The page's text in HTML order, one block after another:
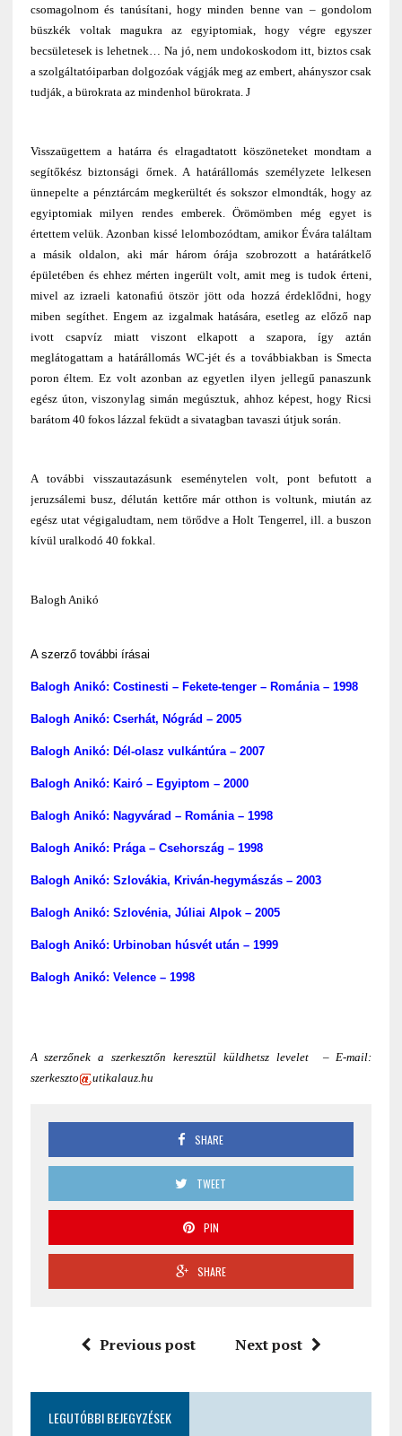
csomagolnom és tanúsítani, hogy minden benne van – gondolom
büszkék voltak magukra az egyiptomiak, hogy végre egyszer
becsületesek is lehetnek… Na jó, nem undokoskodom itt, biztos csak
a szolgáltatóiparban dolgozóak vágják meg az embert, ahányszor csak
tudják, a bürokrata az mindenhol bürokrata. J
Visszaügettem a határra és elragadtatott köszöneteket mondtam a
segítőkész biztonsági őrnek. A határállomás személyzete lelkesen
ünnepelte a pénztárcám megkerültét és sokszor elmondták, hogy az
egyiptomiak milyen rendes emberek. Örömömben még egyet is
értettem velük. Azonban kissé lelombozódtam, amikor Évára találtam
a másik oldalon, aki már három órája szobrozott a határátkelő
épületében és ehhez mérten ingerült volt, amit meg is tudok érteni,
mivel az izraeli katonafiú ötször jött oda hozzá érdeklődni, hogy
miben segíthet. Engem az izgalmak hatására, esetleg az előző nap
ivott csapvíz miatt viszont elkapott a szapora, így aztán
meglátogattam a határállomás WC-jét és a továbbiakban is Smecta
poron éltem. Ez volt azonban az egyetlen ilyen jellegű panaszunk
egész úton, viszonylag simán megúsztuk, ahhoz képest, hogy Ricsi
barátom 40 fokos lázzal feküdt a sivatagban tavaszi útjuk során.
A további visszautazásunk eseménytelen volt, pont befutott a
jeruzsálemi busz, délután kettőre már otthon is voltunk, miután az
egész utat végigaludtam, nem törődve a Holt Tengerrel, ill. a buszon
kívül uralkodó 40 fokkal.
Balogh Anikó
A szerző további írásai
Balogh Anikó: Costinesti – Fekete-tenger – Románia – 1998
Balogh Anikó: Cserhát, Nógrád – 2005
Balogh Anikó: Dél-olasz vulkántúra – 2007
Balogh Anikó: Kairó – Egyiptom – 2000
Balogh Anikó: Nagyvárad – Románia – 1998
Balogh Anikó: Prága – Csehország – 1998
Balogh Anikó: Szlovákia, Kriván-hegymászás – 2003
Balogh Anikó: Szlovénia, Júliai Alpok – 2005
Balogh Anikó: Urbinoban húsvét után – 1999
Balogh Anikó: Velence – 1998
A szerzőnek a szerkesztőn keresztül küldhetsz levelet – E-mail:
szerkeszto
utikalauz.hu
SHARE
TWEET
PIN
SHARE
Previous post Next post
LEGUTÓBBI BEJEGYZÉSEK